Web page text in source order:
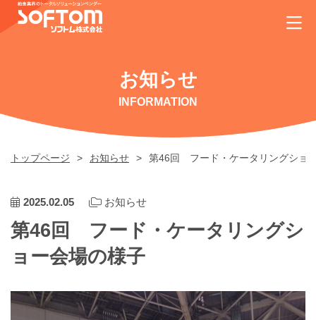
お知らせ
INFORMATION
トップページ お知らせ 第46回 フード・ケータリングショ
2025.02.05 お知らせ
第46回 フード・ケータリングシ
ョー会場の様子